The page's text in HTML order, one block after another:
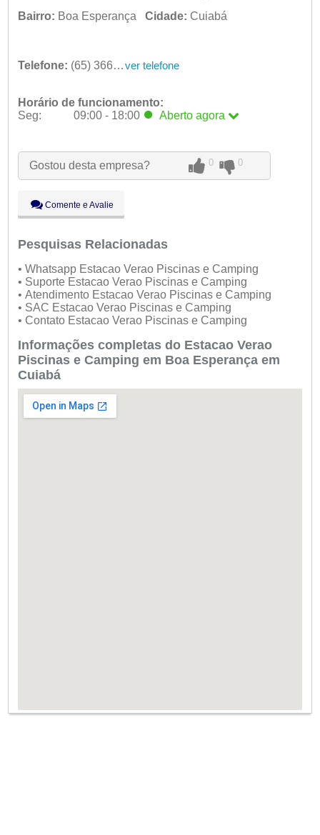
Bairro: Boa Esperança Cidade: Cuiabá
Telefone: (65) 3664-2927 ver telefone
Horário de funcionamento:
Seg:
09:00 - 18:00 Aberto agora
Ter:
09:00 - 18:00
Qua:
09:00 - 18:00
Sex:
09:00 - 18:00
Sáb:
Fechado
Dom:
Fechado
Gostou desta empresa? 0 0
Comente e Avalie
Pesquisas Relacionadas
• Whatsapp Estacao Verao Piscinas e Camping
• Suporte Estacao Verao Piscinas e Camping
• Atendimento Estacao Verao Piscinas e Camping
• SAC Estacao Verao Piscinas e Camping
• Contato Estacao Verao Piscinas e Camping
Informações completas do Estacao Verao
Piscinas e Camping em Boa Esperança em
Cuiabá